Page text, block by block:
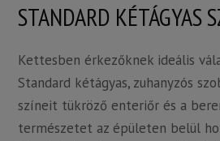
STANDARD KÉTÁGYAS
Kettesben érkezőknek ideális
Standard kétágyas, zuhanyzós
színeit tükröző enteriőr és a
természetet az épületen belül